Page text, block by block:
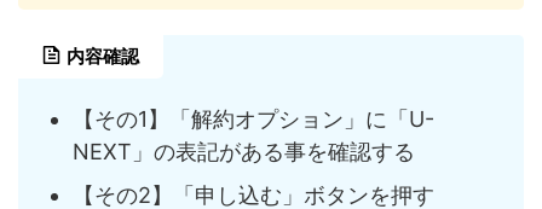
内容確認
【その1】「解約オプション」に「U-
NEXT」の表記がある事を確認する
【その2】「申し込む」ボタンを押す